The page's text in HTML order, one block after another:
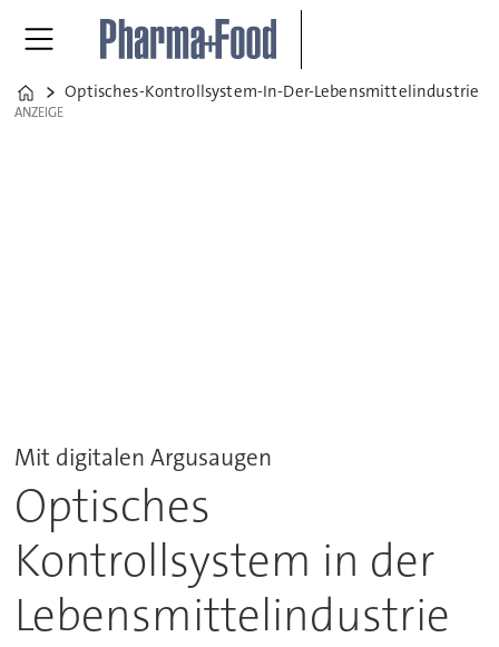
Home
Optisches-Kontrollsystem-In-Der-Lebensmittelindustrie
ANZEIGE
ANZEIGE
Mit digitalen Argusaugen
Optisches
Kontrollsystem in der
Lebensmittelindustrie